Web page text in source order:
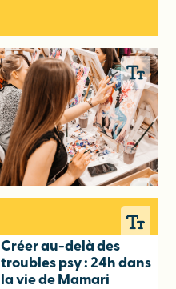
Créer au-delà des
troubles psy : 24h dans
la vie de Mamari